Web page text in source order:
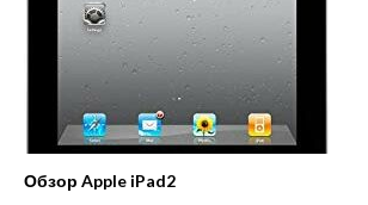
Обзор Apple iPad2